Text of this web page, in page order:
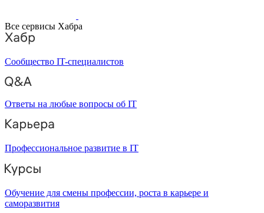
Все сервисы Хабра
Сообщество IT-специалистов
Ответы на любые вопросы об IT
Профессиональное развитие в IT
Обучение для смены профессии, роста в карьере и
саморазвития